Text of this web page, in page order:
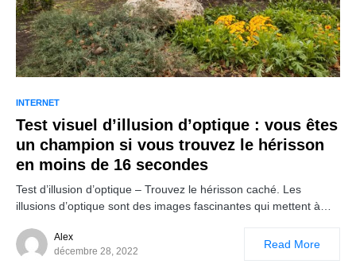
INTERNET
Test visuel d’illusion d’optique : vous êtes
un champion si vous trouvez le hérisson
en moins de 16 secondes
Test d’illusion d’optique – Trouvez le hérisson caché. Les
illusions d’optique sont des images fascinantes qui mettent à…
Alex
décembre 28, 2022
Read More